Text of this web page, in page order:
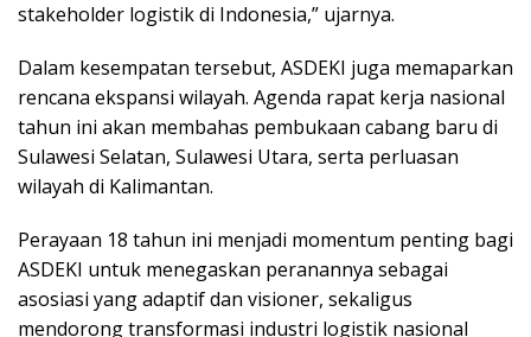
stakeholder logistik di Indonesia,” ujarnya.
Dalam kesempatan tersebut, ASDEKI juga memaparkan
rencana ekspansi wilayah. Agenda rapat kerja nasional
tahun ini akan membahas pembukaan cabang baru di
Sulawesi Selatan, Sulawesi Utara, serta perluasan
wilayah di Kalimantan.
Perayaan 18 tahun ini menjadi momentum penting bagi
ASDEKI untuk menegaskan peranannya sebagai
asosiasi yang adaptif dan visioner, sekaligus
mendorong transformasi industri logistik nasional